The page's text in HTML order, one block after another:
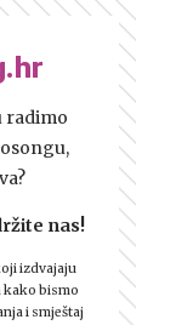
radimo
nas!
izdvajaju
kako bismo
i smještaj